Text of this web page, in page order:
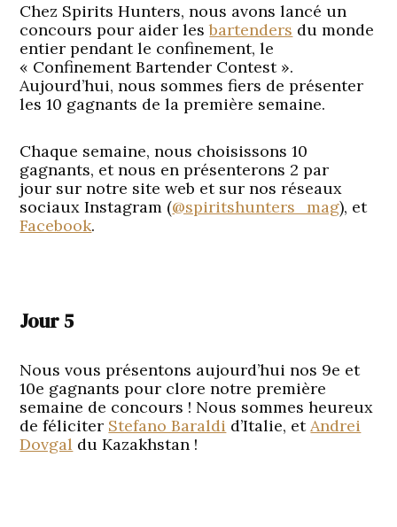
Chez Spirits Hunters, nous avons lancé un
concours pour aider lesbartenders du monde
entier pendant le confinement, le
« Confinement Bartender Contest ».
Aujourd’hui, nous sommes fiers de présenter
les 10 gagnants de la première semaine.
Chaque semaine, nous choisissons 10
gagnants, et nous en présenterons 2 par
jour sur notre site web et sur nos réseaux
sociaux Instagram (@spiritshunters_mag), et
Facebook.
Jour 5
Nous vous présentons aujourd’hui nos 9e et
10e gagnants pour clore notre première
semaine de concours ! Nous sommes heureux
de féliciter Stefano Baraldi d’Italie, etAndrei
Dovgal du Kazakhstan !